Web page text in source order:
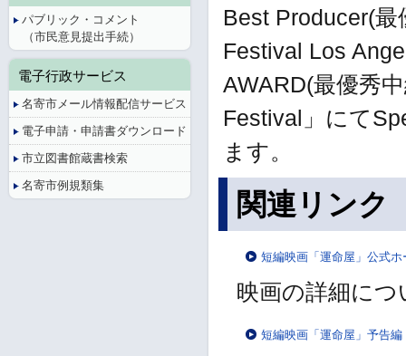
Best Producer(
Festival Los
AWARD(最優秀
Festival」にて
ます。
関連リンク
短編映画「運命屋」公式ホ
映画の詳細に
短編映画「運命屋」予告編
パブリック・コメント
（市民意見提出手続）
電子行政サービス
名寄市メール情報配信サービス
電子申請・申請書ダウンロード
市立図書館蔵書検索
名寄市例規類集